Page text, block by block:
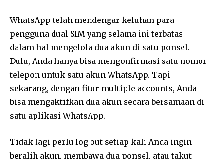
WhatsApp telah mendengar keluhan para
pengguna dual SIM yang selama ini terbatas
dalam hal mengelola dua akun di satu ponsel.
Dulu, Anda hanya bisa mengonfirmasi satu nomor
telepon untuk satu akun WhatsApp. Tapi
sekarang, dengan fitur multiple accounts, Anda
bisa mengaktifkan dua akun secara bersamaan di
satu aplikasi WhatsApp.
Tidak lagi perlu log out setiap kali Anda ingin
beralih akun, membawa dua ponsel, atau takut